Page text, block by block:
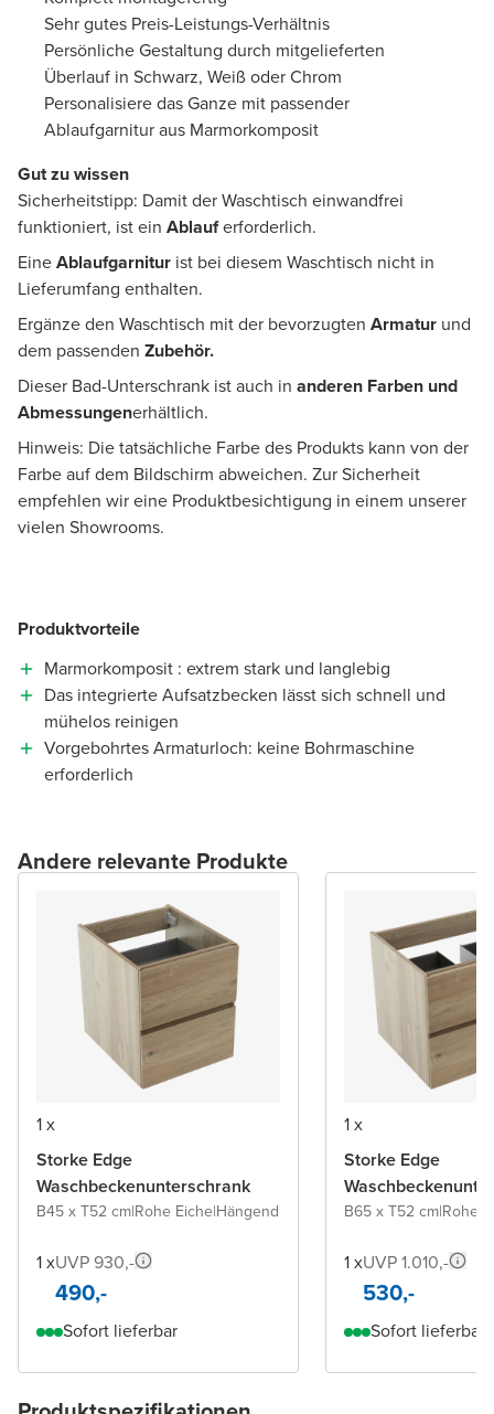
Sehr gutes Preis-Leistungs-Verhältnis
Persönliche Gestaltung durch mitgelieferten
Überlauf in Schwarz, Weiß oder Chrom
Personalisiere das Ganze mit passender
Ablaufgarnitur aus Marmorkomposit
Gut zu wissen
Sicherheitstipp: Damit der Waschtisch einwandfrei
funktioniert, ist ein Ablauferforderlich.
EineAblaufgarnitur ist bei diesem Waschtisch nicht in
Lieferumfang enthalten.
Ergänze den Waschtisch mit der bevorzugten Armatur und
dem passenden Zubehör.
Dieser Bad-Unterschrank ist auch in anderen Farben und
Abmessungenerhältlich.
Hinweis: Die tatsächliche Farbe des Produkts kann von der
Farbe auf dem Bildschirm abweichen. Zur Sicherheit
empfehlen wir eine Produktbesichtigung in einem unserer
vielen Showrooms.
Produktvorteile
Marmorkomposit : extrem stark und langlebig
Das integrierte Aufsatzbecken lässt sich schnell und
mühelos reinigen
Vorgebohrtes Armaturloch: keine Bohrmaschine
erforderlich
Andere relevante Produkte
1 x
Storke Edge
Waschbeckenunterschrank
B45 x T52 cm|Rohe Eiche|Hängend
1 xUVP 930,-
490,-
Sofort lieferbar
1 x
Storke Edge
B65 x T52 cm|Rohe
1 xUVP 1.010,-
530,-
Sofort lieferbar